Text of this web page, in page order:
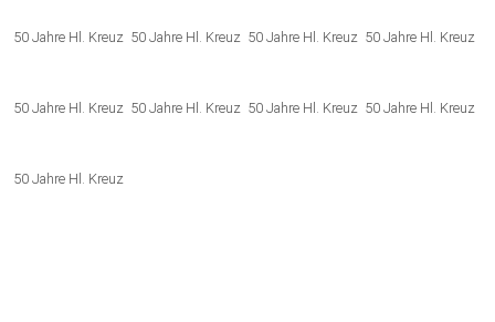
50 Jahre Hl. Kreuz 50 Jahre Hl. Kreuz 50 Jahre Hl. Kreuz 50 Jahre Hl. Kreuz
50 Jahre Hl. Kreuz 50 Jahre Hl. Kreuz 50 Jahre Hl. Kreuz 50 Jahre Hl. Kreuz
50 Jahre Hl. Kreuz